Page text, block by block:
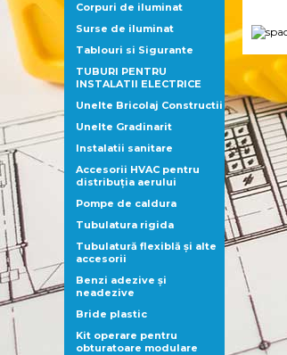
Corpuri de iluminat
Surse de iluminat
Tablouri si Sigurante
TUBURI PENTRU
INSTALATII ELECTRICE
Unelte Bricolaj Constructii
Unelte Gradinarit
Instalatii sanitare
Accesorii HVAC pentru
distribuţia aerului
Pompe de caldura
Tubulatura rigida
Tubulatură flexiblă şi alte
accesorii
Benzi adezive şi
neadezive
Bride plastic
Kit operare pentru
obturatoare modulare